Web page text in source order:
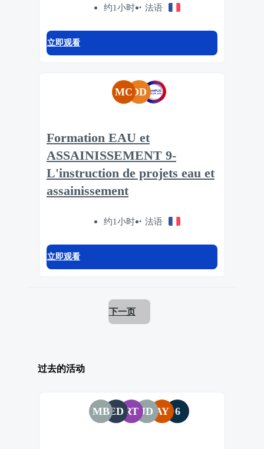
约1小时 法语
立即观看
MCDD
Formation EAU et
ASSAINISSEMENT 9-
L'instruction de projets eau et
assainissement
约1小时 法语
立即观看
下一页
过去的活动
MBED RT JD AY 6